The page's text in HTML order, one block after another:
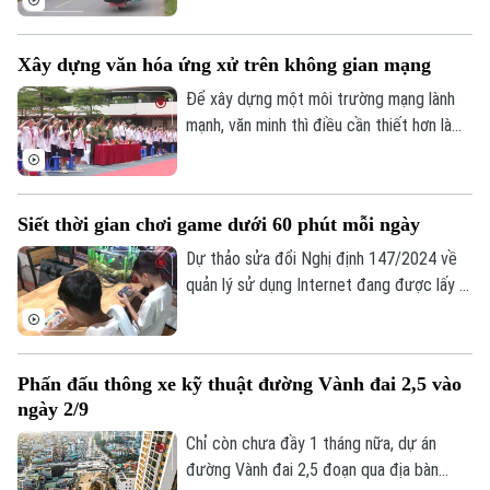
Quần vợt
Golf
Sao
Điện ảnh
Thời trang
Âm nhạc
Đã phát sóng
nghệ, người giao hàng hay người bán hàng
online trên các sàn thương mại điện tử.
Xây dựng văn hóa ứng xử trên không gian mạng
Để xây dựng một môi trường mạng lành
mạnh, văn minh thì điều cần thiết hơn là
hợp pháp của người khác. Vậy làm thế nào
để những nguyên tắc ấy trở thành thói
quen trong đời sống số, đặc biệt đối với
Siết thời gian chơi game dưới 60 phút mỗi ngày
Dự thảo sửa đổi Nghị định 147/2024 về
quản lý sử dụng Internet đang được lấy ý
không phân biệt chơi một game hay nhiều
phút.
Phấn đấu thông xe kỹ thuật đường Vành đai 2,5 vào
ngày 2/9
Chỉ còn chưa đầy 1 tháng nữa, dự án
đường Vành đai 2,5 đoạn qua địa bàn